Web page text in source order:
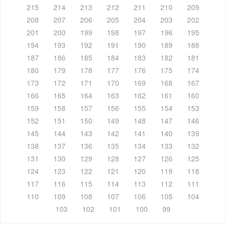
215
214 213 212 211 210
209
208
207 206 205 204 203
202
201
200 199 198 197 196
195
194
193 192 191 190 189
188
187
186 185 184 183 182
181
180
179 178 177 176 175
174
173
172 171 170 169 168
167
166
165 164 163 162 161
160
159
158 157 156 155 154
153
152
151 150 149 148 147
146
145
144 143 142 141 140
139
138
137 136 135 134 133
132
131
130 129 128 127 126
125
124
123 122 121 120 119
118
117
116 115 114 113 112
111
110
109 108 107 106 105
104
103
102 101 100 99